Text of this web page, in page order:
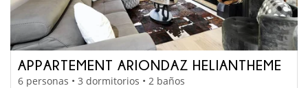
APPARTEMENT ARIONDAZ HELIANTHEME
6 personas • 3 dormitorios • 2 baños